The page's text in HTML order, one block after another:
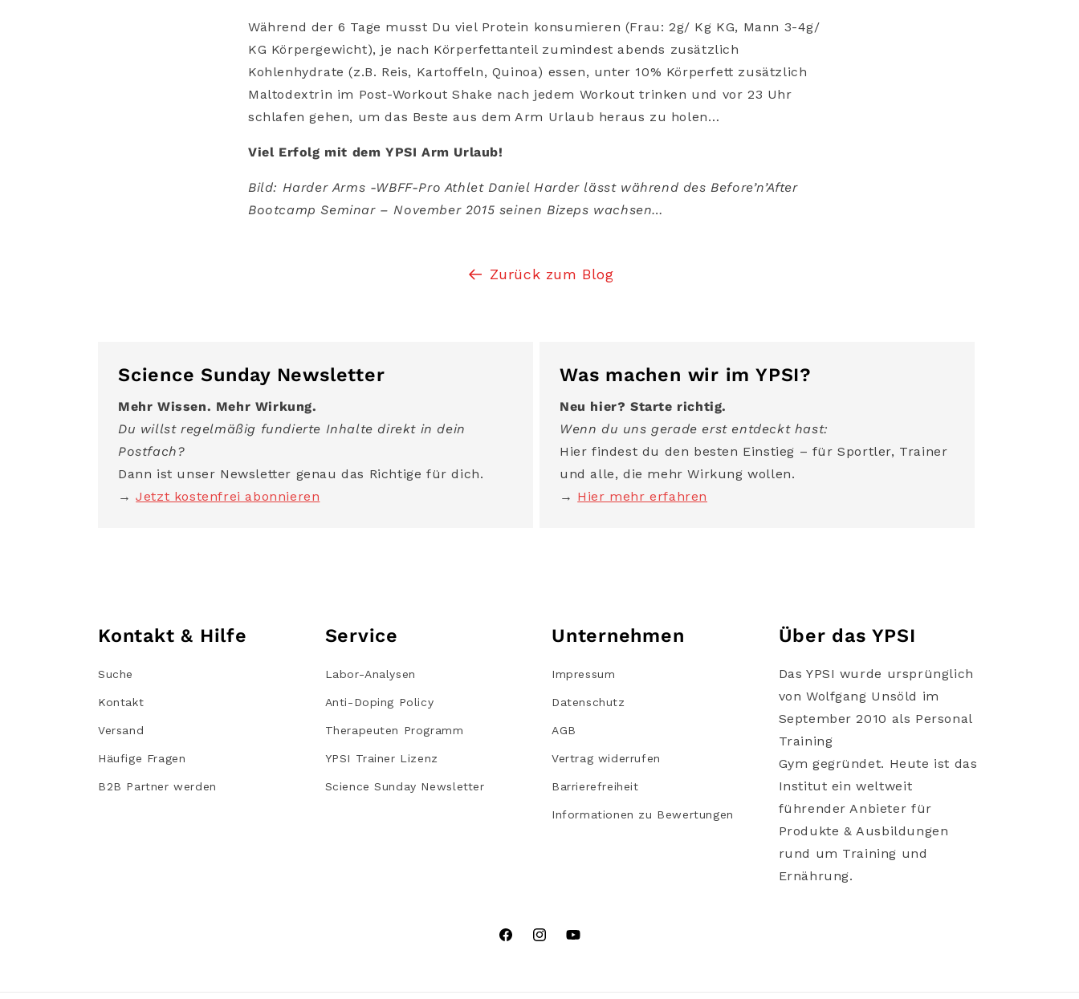
Während der 6 Tage musst Du viel Protein konsumieren (Frau: 2g/ Kg KG, Mann 3-4g/
KG Körpergewicht), je nach Körperfettanteil zumindest abends zusätzlich
Kohlenhydrate (z.B. Reis, Kartoffeln, Quinoa) essen, unter 10% Körperfett zusätzlich
Maltodextrin im Post-Workout Shake nach jedem Workout trinken und vor 23 Uhr
schlafen gehen, um das Beste aus dem Arm Urlaub heraus zu holen…
Viel Erfolg mit dem YPSI Arm Urlaub!
Bild: Harder Arms -WBFF-Pro Athlet Daniel Harder lässt während des Before’n’After
Bootcamp Seminar – November 2015 seinen Bizeps wachsen…
Zurück zum Blog
Science Sunday Newsletter
Mehr Wissen. Mehr Wirkung.
Du willst regelmäßig fundierte Inhalte direkt in dein
Postfach?
Dann ist unser Newsletter genau das Richtige für dich.
→Jetzt kostenfrei abonnieren
Was machen wir im YPSI?
Neu hier? Starte richtig.
Wenn du uns gerade erst entdeckt hast:
Hier findest du den besten Einstieg – für Sportler, Trainer
und alle, die mehr Wirkung wollen.
→ Hier mehr erfahren
Kontakt & Hilfe
Suche
Kontakt
Versand
Häufige Fragen
B2B Partner werden
Service
Labor-Analysen
Anti-Doping Policy
Therapeuten Programm
YPSI Trainer Lizenz
Science Sunday Newsletter
Unternehmen
Impressum
Datenschutz
AGB
Vertrag widerrufen
Barrierefreiheit
Informationen zu Bewertungen
Über das YPSI
Das YPSI wurde ursprünglich
von Wolfgang Unsöld im
September 2010 als Personal
Training
Gym gegründet. Heute ist das
Institut ein weltweit
führender Anbieter für
Produkte & Ausbildungen
rund um Training und
Ernährung.
FacebookInstagramYouTube